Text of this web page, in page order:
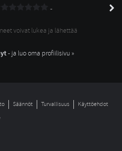
-
voivat lukea ja lähettää
- ja luo oma profiilisivu »
Säännöt Turvallisuus
Käyttöehdot